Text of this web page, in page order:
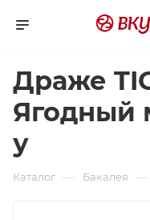
Драже
Ягодный
у
Каталог — Бакалея —